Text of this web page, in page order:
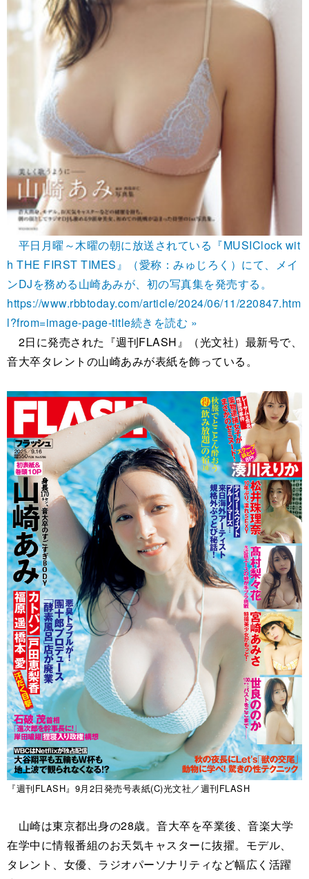
平日月曜～木曜の朝に放送されている『MUSIClock wit
h THE FIRST TIMES』（愛称：みゅじろく）にて、メイ
ンDJを務める山崎あみが、初の写真集を発売する。
https://www.rbbtoday.com/article/2024/06/11/220847.htm
l?from=image-page-title続きを読む »
2日に発売された『週刊FLASH』（光文社）最新号で、
音大卒タレントの山崎あみが表紙を飾っている。
『週刊FLASH』9月2日発売号表紙(C)光文社／週刊FLASH
山崎は東京都出身の28歳。音大卒を卒業後、音楽大学
在学中に情報番組のお天気キャスターに抜擢。モデル、
タレント、女優、ラジオパーソナリティなど幅広く活躍